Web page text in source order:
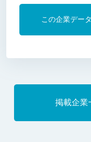
この企業デー
掲載企業